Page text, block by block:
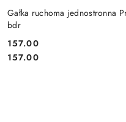
Gałka ruchoma jednostronna
bdr
Cena:
157.00
Cena:
157.00